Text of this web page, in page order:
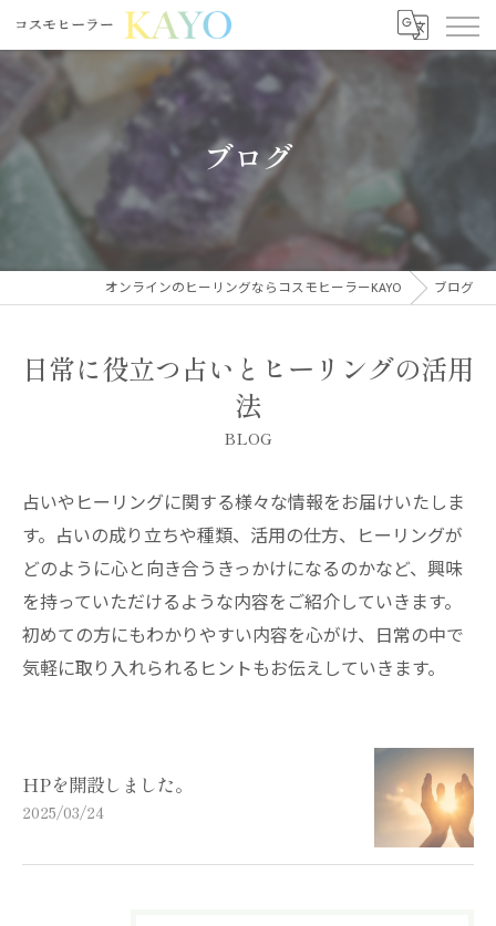
ブログ
オンラインのヒーリングならコスモヒーラーKAYO ブログ
日常に役立つ占いとヒーリングの活用
法
BLOG
占いやヒーリングに関する様々な情報をお届けいたしま
す。占いの成り立ちや種類、活用の仕方、ヒーリングが
どのように心と向き合うきっかけになるのかなど、興味
を持っていただけるような内容をご紹介していきます。
初めての方にもわかりやすい内容を心がけ、日常の中で
気軽に取り入れられるヒントもお伝えしていきます。
HPを開設しました。
2025/03/24